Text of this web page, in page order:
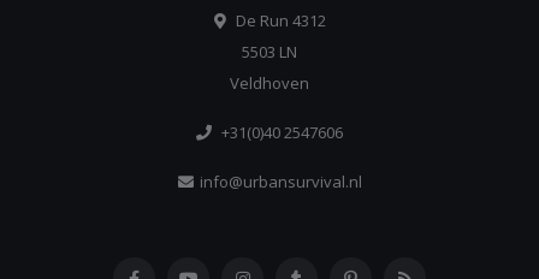
De Run 4312
5503 LN
Veldhoven
+31(0)40 2547606
info@urbansurvival.nl